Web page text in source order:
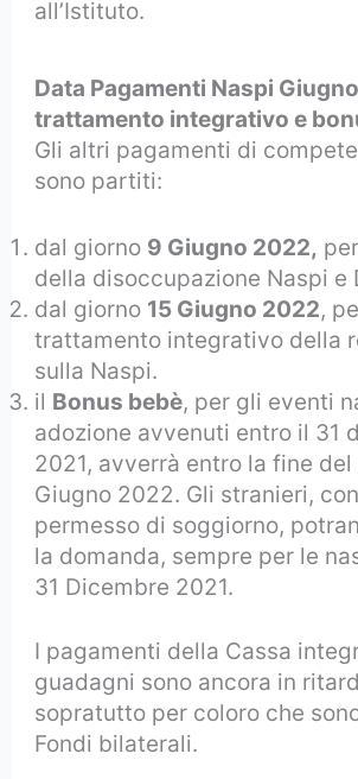
all’Istituto.
Data Pagamenti Naspi
trattamento integrativo e
Gli altri pagamenti di
sono partiti:
dal giorno 9 Giugno 2022,
della disoccupazione Naspi e
dal giorno 15 Giugno 2022,
trattamento integrativo della
sulla Naspi.
il Bonus bebè, per gli eventi
adozione avvenuti entro il 31
2021, avverrà entro la fine del
Giugno 2022. Gli stranieri,
permesso di soggiorno,
la domanda, sempre per le
31 Dicembre 2021.
I pagamenti della Cassa
guadagni sono ancora in
sopratutto per coloro che
Fondi bilaterali.